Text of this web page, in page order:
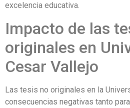
excelencia educativa.
Impacto de las
originales en
Cesar Vallejo
Las tesis no originales en la
consecuencias negativas tanto